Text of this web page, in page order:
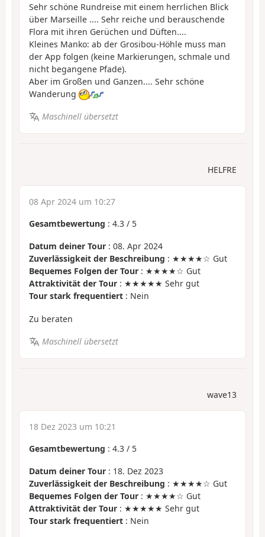
Sehr schöne Rundreise mit einem herrlichen Blick
über Marseille .... Sehr reiche und berauschende
Flora mit ihren Gerüchen und Düften....
Kleines Manko: ab der Grosibou-Höhle muss man
der App folgen (keine Markierungen, schmale und
nicht begangene Pfade).
Aber im Großen und Ganzen.... Sehr schöne
Wanderung
Maschinell übersetzt
HELFRE
08 Apr 2024 um 10:27
Gesamtbewertung : 4.3 / 5
Datum deiner Tour : 08. Apr 2024
Zuverlässigkeit der Beschreibung : ★★★★☆ Gut
Bequemes Folgen der Tour : ★★★★☆ Gut
Attraktivität der Tour : ★★★★★ Sehr gut
Tour stark frequentiert : Nein
Zu beraten
Maschinell übersetzt
wave13
18 Dez 2023 um 10:21
Gesamtbewertung : 4.3 / 5
Datum deiner Tour : 18. Dez 2023
Zuverlässigkeit der Beschreibung : ★★★★☆ Gut
Bequemes Folgen der Tour : ★★★★☆ Gut
Attraktivität der Tour : ★★★★★ Sehr gut
Tour stark frequentiert : Nein